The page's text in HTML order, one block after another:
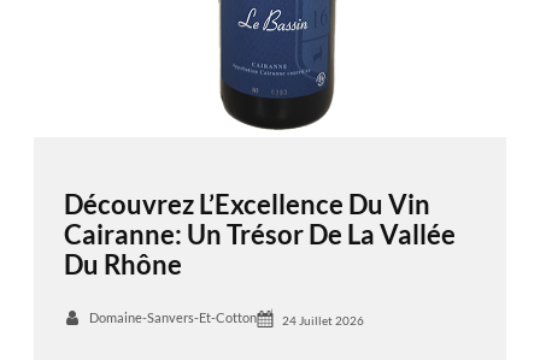
Découvrez L’Excellence Du Vin
Cairanne: Un Trésor De La Vallée
Du Rhône
Domaine-Sanvers-Et-Cotton 24 Juillet 2026